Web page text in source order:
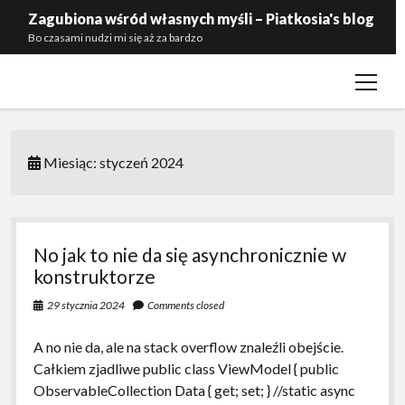
Zagubiona wśród własnych myśli – Piatkosia's blog
Bo czasami nudzi mi się aż za bardzo
open
Zaproś mnie do siebie
Miesiąc:styczeń 2024
No jak to nie da się asynchronicznie w
konstruktorze
29 stycznia 2024 Comments closed
A no nie da, ale na stack overflow znaleźli obejście.
Całkiem zjadliwe public class ViewModel { public
ObservableCollection Data { get; set; } //static async